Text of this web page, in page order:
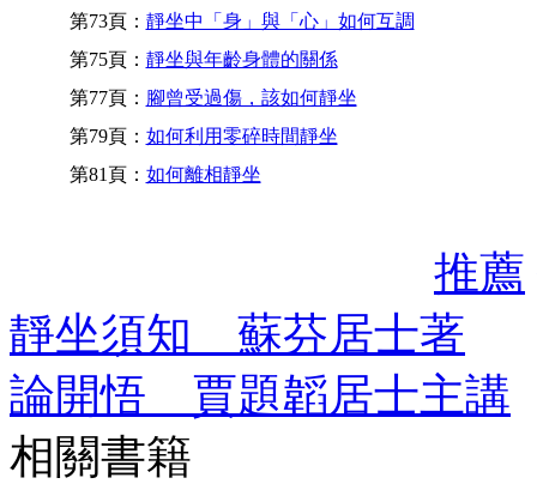
第73頁： 靜坐中「身」與「心」如何互調
第75頁： 靜坐與年齡身體的關係
第77頁： 腳曾受過傷，該如何靜坐
第79頁： 如何利用零碎時間靜坐
第81頁： 如何離相靜坐
推薦
靜坐須知 蘇芬居士著
論開悟 賈題韜居士主講
相關書籍